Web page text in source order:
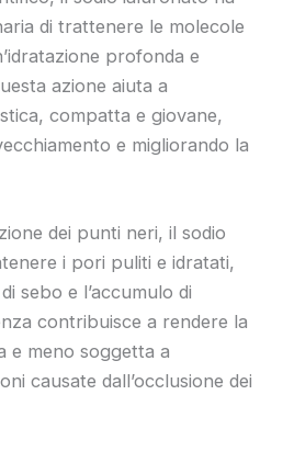
di trattenere le molecole
profonda e
azione aiuta a
compatta e giovane,
e migliorando la
dei punti neri, il sodio
i pori puliti e idratati,
sebo e l’accumulo di
contribuisce a rendere la
e meno soggetta a
causate dall’occlusione dei